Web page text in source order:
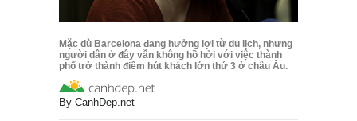
Mặc dù Barcelona đang hưởng lợi từ du lịch, nhưng
người dân ở đây vẫn không hồ hởi với việc thành
phố trở thành điểm hút khách lớn thứ 3 ở châu Âu.
By CanhDep.net